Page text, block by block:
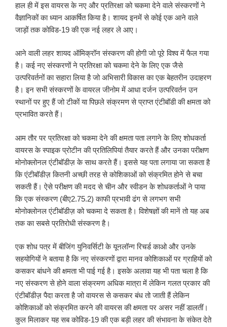
हाल ही में इस वायरस के नए और प्रतिरक्षा को चकमा देने वाले संस्करणों ने
वैज्ञानिकों का ध्यान आकर्षित किया है। शायद इनमें से कोई एक आने वाले
जाड़ों तक कोविड-19 की एक नई लहर ले आए।
आने वाली लहर शायद ऑमिक्रॉन संस्करण की होगी जो पूरे विश्व में फैल गया
है। कई नए संस्करणों ने प्रतिरक्षा को चकमा देने के लिए एक जैसे
उत्परिवर्तनों का सहारा लिया है जो अभिसारी विकास का एक बेहतरीन उदाहरण
है। इन सभी संस्करणों के वायरल जीनोम में आधा दर्जन उत्परिवर्तन उन
स्थानों पर हुए हैं जो टीकों या पिछले संक्रमण से प्राप्त एंटीबॉडी की क्षमता को
प्रभावित करते हैं।
आम तौर पर प्रतिरक्षा को चकमा देने की क्षमता पता लगाने के लिए शोधकर्ता
वायरस के स्पाइक प्रोटीन की प्रतिलिपियां तैयार करते हैं और उनका परीक्षण
मोनोक्लोनल एंटीबॉडीज़ के साथ करते हैं। इससे यह पता लगाया जा सकता है
कि एंटीबॉडीज़ कितनी अच्छी तरह से कोशिकाओं को संक्रमित होने से बचा
सकती हैं। ऐसे परीक्षण की मदद से चीन और स्वीडन के शोधकर्ताओं ने पाया
कि एक संस्करण (बीए2.75.2) काफी प्रभावी ढंग से लगभग सभी
मोनोक्लोनल एंटीबॉडीज़ को चकमा दे सकता है। विशेषज्ञों की मानें तो यह अब
तक का सबसे प्रतिरोधी संस्करण है।
एक शोध पत्र में बीजिंग युनिवर्सिटी के यूनलॉन्ग रिचर्ड काओ और उनके
सहयोगियों ने बताया है कि नए संस्करणों द्वारा मानव कोशिकाओं पर ग्राहियों को
कसकर बांधने की क्षमता भी पाई गई है। इसके अलावा यह भी पता चला है कि
नए संस्करण से होने वाला संक्रमण अधिक मात्रा में लेकिन गलत प्रकार की
एंटीबॉडीज़ पैदा करता है जो वायरस से कसकर बंध तो जाती हैं लेकिन
कोशिकाओं को संक्रमित करने की वायरस की क्षमता पर असर नहीं डालतीं।
कुल मिलाकर यह सब कोविड-19 की एक बड़ी लहर की संभावना के संकेत देते